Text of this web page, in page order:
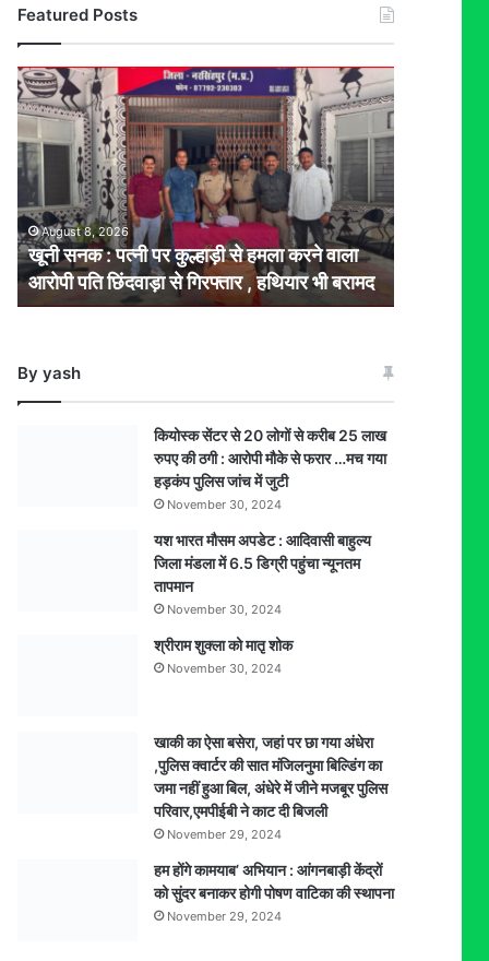
Featured Posts
खूनी
सनक
:
पत्नी
पर
कुल्हाड़ी
से
हमला
करने
वाला
आरोपी
से
गिरफ्तार
August 8, 2026
खूनी सनक : पत्नी पर कुल्हाड़ी से हमला करने वाला
आरोपी पति छिंदवाड़ा से गिरफ्तार , हथियार भी बरामद
By yash
कियोस्क सेंटर से 20 लोगों से करीब 25 लाख
रुपए की ठगी : आरोपी मौके से फरार …मच गया
हड़कंप पुलिस जांच में जुटी
November 30, 2024
यश भारत मौसम अपडेट : आदिवासी बाहुल्य
जिला मंडला में 6.5 डिग्री पहुंचा न्यूनतम
तापमान
November 30, 2024
श्रीराम शुक्ला को मातृ शोक
November 30, 2024
खाकी का ऐसा बसेरा, जहां पर छा गया अंधेरा
,पुलिस क्वार्टर की सात मंजिलनुमा बिल्डिंग का
जमा नहीं हुआ बिल, अंधेरे में जीने मजबूर पुलिस
परिवार,एमपीईबी ने काट दी बिजली
November 29, 2024
हम होंगे कामयाब’ अभियान : आंगनबाड़ी केंद्रों
को सुंदर बनाकर होगी पोषण वाटिका की स्थापना
November 29, 2024